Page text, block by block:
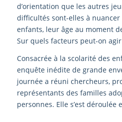
d’orientation que les autres
difficultés sont-elles à nuancer
enfants, leur âge au moment
Sur quels facteurs peut-on
Consacrée à la scolarité des
enquête inédite de grande
journée a réuni chercheurs,
représentants des familles
personnes. Elle s’est déroulée